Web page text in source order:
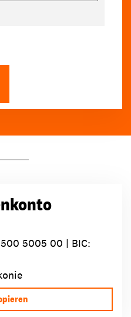
5005 00 | BIC: